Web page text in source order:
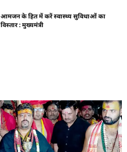
आमजन के हित में करें स्वास्थ्य सुविधाओं का
विस्तार : मुख्यमंत्री